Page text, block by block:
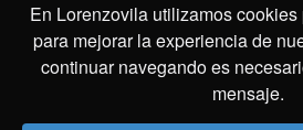
Pedir cita
Dirección
En Lorenzovila utilizamos
para mejorar la experiencia de
continuar navegando es
mensaje.